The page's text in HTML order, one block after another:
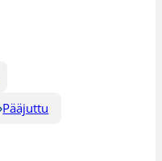
Pääjuttu